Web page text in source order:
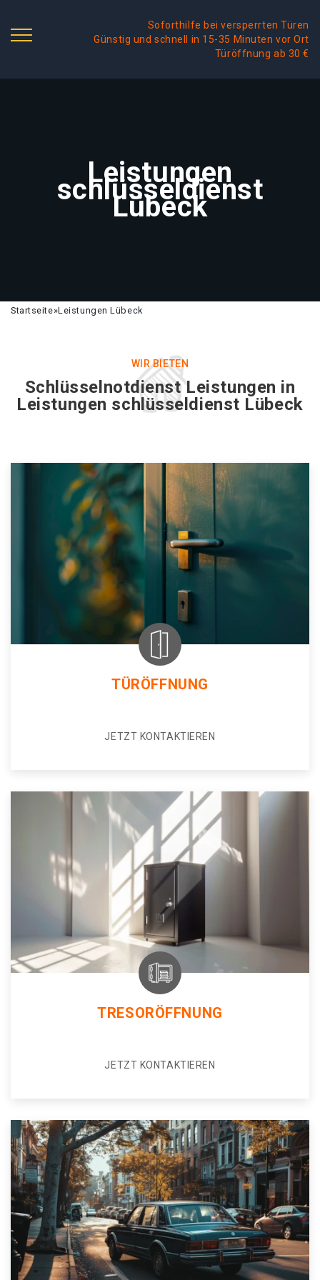
Soforthilfe bei versperrten Türen
Günstig und schnell in 15-35 Minuten vor Ort
Türöffnung ab 30 €
Leistungen
schlüsseldienst
Lübeck
Startseite»Leistungen Lübeck
WIR BIETEN
Schlüsselnotdienst Leistungen in
Leistungen schlüsseldienst Lübeck
TÜRÖFFNUNG
JETZT KONTAKTIEREN
TRESORÖFFNUNG
JETZT KONTAKTIEREN